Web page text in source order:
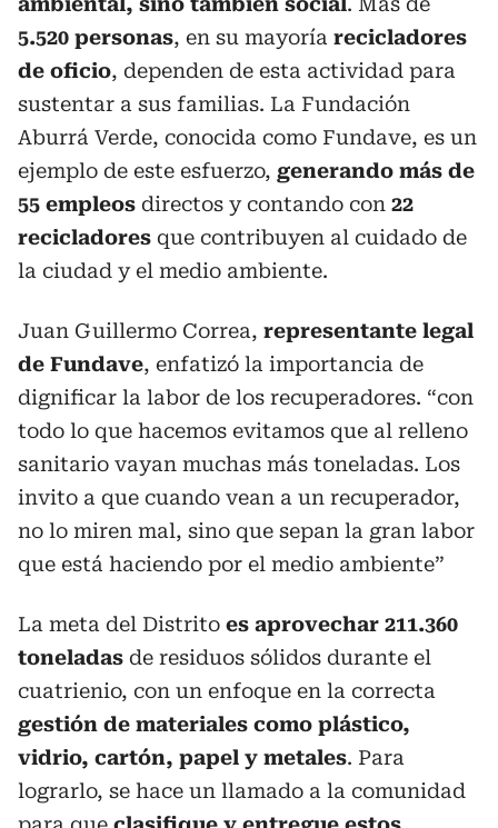
5.520 personas, en su mayoría recicladores
de oficio, dependen de esta actividad para
sustentar a sus familias. La Fundación
Aburrá Verde, conocida como Fundave, es un
ejemplo de este esfuerzo, generando más de
55 empleos directos y contando con 22
recicladores que contribuyen al cuidado de
la ciudad y el medio ambiente.
Juan Guillermo Correa, representante legal
de Fundave, enfatizó la importancia de
dignificar la labor de los recuperadores. “con
todo lo que hacemos evitamos que al relleno
sanitario vayan muchas más toneladas. Los
invito a que cuando vean a un recuperador,
no lo miren mal, sino que sepan la gran labor
que está haciendo por el medio ambiente”
La meta del Distrito es aprovechar 211.360
toneladas de residuos sólidos durante el
cuatrienio, con un enfoque en la correcta
gestión de materiales como plástico,
vidrio, cartón, papel y metales. Para
lograrlo, se hace un llamado a la comunidad